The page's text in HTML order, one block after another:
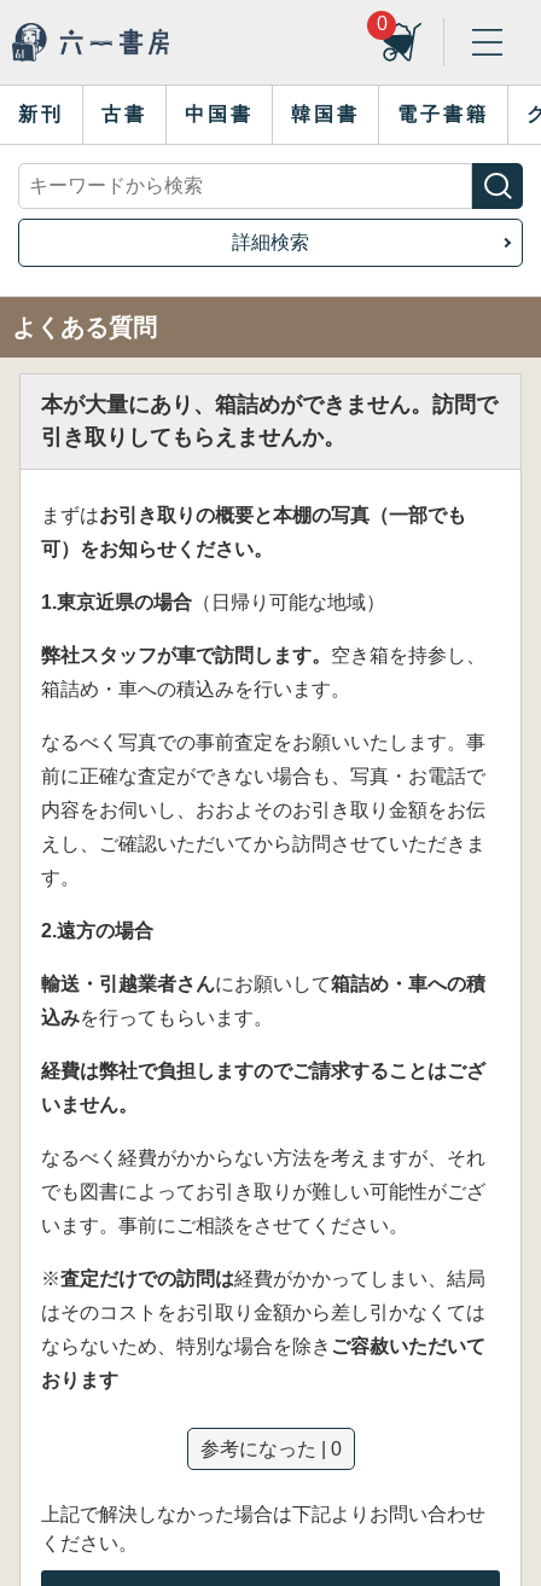
0
新刊 古書 中国書 韓国書 電子書籍
詳細検索
よくある質問
本が大量にあり、箱詰めができません。訪問で
引き取りしてもらえませんか。
まずはお引き取りの概要と本棚の写真（一部でも
可）をお知らせください。
1.東京近県の場合 （日帰り可能な地域）
弊社スタッフが車で訪問します。 空き箱を持参し、
箱詰め・車への積込みを行います。
なるべく写真での事前査定をお願いいたします。事
前に正確な査定ができない場合も、写真・お電話で
内容をお伺いし、おおよそのお引き取り金額をお伝
えし、ご確認いただいてから訪問させていただきま
す。
2.遠方の場合
輸送・引越業者さんにお願いして箱詰め・車への積
込みを行ってもらいます。
経費は弊社で負担しますのでご請求することはござ
いません。
なるべく経費がかからない方法を考えますが、それ
でも図書によってお引き取りが難しい可能性がござ
います。事前にご相談をさせてください。
※査定だけでの訪問は経費がかかってしまい、結局
はそのコストをお引取り金額から差し引かなくては
ならないため、特別な場合を除き ご容赦いただいて
おります
参考になった | 0
上記で解決しなかった場合は下記よりお問い合わせ
ください。